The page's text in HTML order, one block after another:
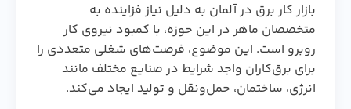
بازار کار برق در آلمان به دلیل نیاز فزاینده به
متخصصان ماهر در این حوزه، با کمبود نیروی کار
روبرو است. این موضوع، فرصت‌های شغلی متعددی را
برای برق‌کاران واجد شرایط در صنایع مختلف مانند
انرژی، ساختمان، حمل‌ونقل و تولید ایجاد می‌کند.